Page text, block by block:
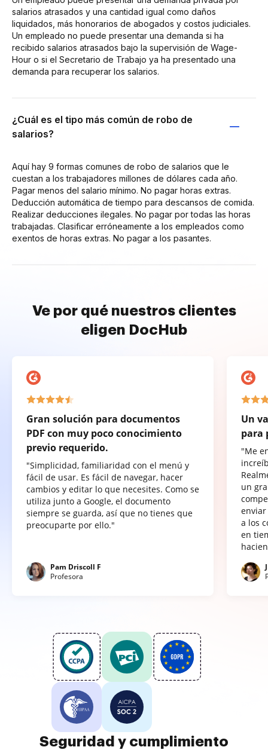
salarios atrasados y una cantidad igual como daños
liquidados, más honorarios de abogados y costos judiciales.
Un empleado no puede presentar una demanda si ha
recibido salarios atrasados bajo la supervisión de Wage-
Hour o si el Secretario de Trabajo ya ha presentado una
demanda para recuperar los salarios.
¿Cuál es el tipo más común de robo de
salarios?
Aquí hay 9 formas comunes de robo de salarios que le
cuestan a los trabajadores millones de dólares cada año.
Pagar menos del salario mínimo. No pagar horas extras.
Deducción automática de tiempo para descansos de comida.
Realizar deducciones ilegales. No pagar por todas las horas
trabajadas. Clasificar erróneamente a los empleados como
exentos de horas extras. No pagar a los pasantes.
Ve por qué nuestros clientes
eligen DocHub
Gran solución para documentos
PDF con muy poco conocimiento
previo requerido.
"Simplicidad, familiaridad con el menú y
fácil de usar. Es fácil de navegar, hacer
cambios y editar lo que necesites. Como se
utiliza junto a Google, el documento
siempre se guarda, así que no tienes que
preocuparte por ello."
Pam Driscoll F
Profesora
Un
para
"Me
un
a los
en
Seguridad y cumplimiento